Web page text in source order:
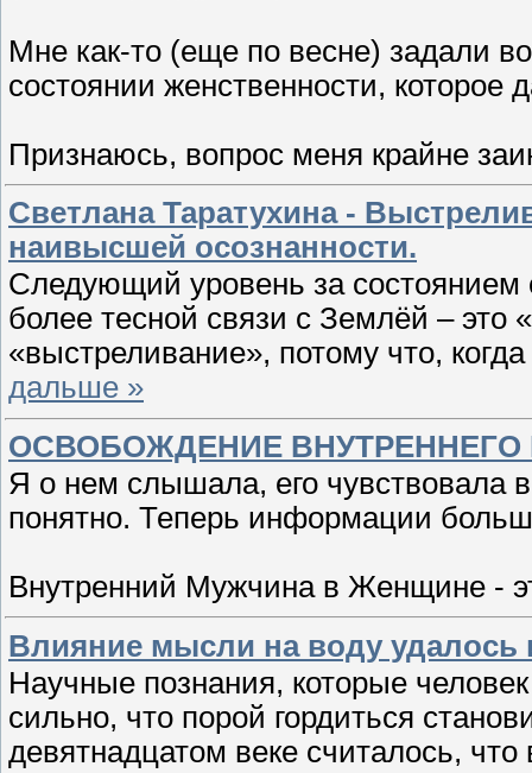
Мне как-то (еще по весне) задали
состоянии женственности, которое
Признаюсь, вопрос меня крайне
Светлана Таратухина -
наивысшей осознанности.
Следующий уровень за состоянием
более тесной связи с Землёй –
«выстреливание», потому что,
дальше »
ОСВОБОЖДЕНИЕ
Я о нем слышала, его чувствовала
понятно. Теперь информации
Внутренний Мужчина в Женщине -
Влияние мысли на воду удалось
Научные познания, которые
сильно, что порой гордиться
девятнадцатом веке считалось,